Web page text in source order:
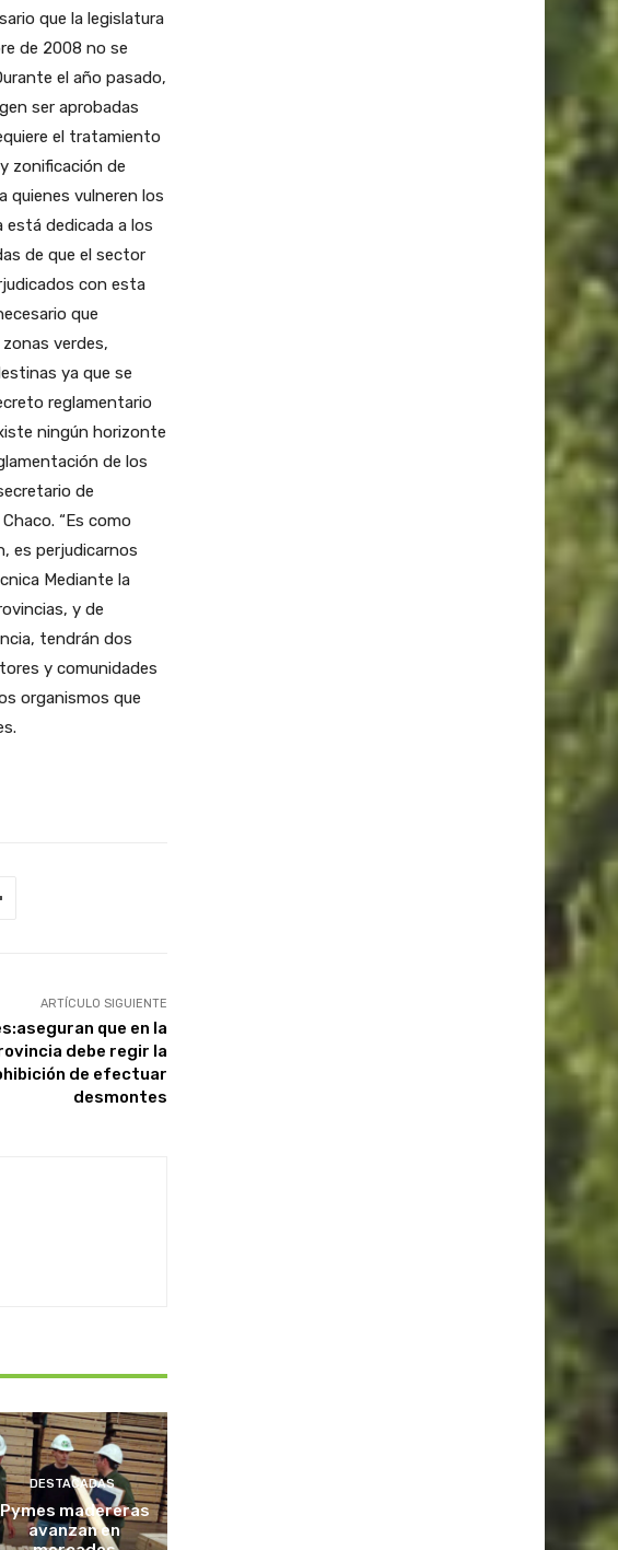
que la legislatura
de 2008 no se
el año pasado,
ser aprobadas
el tratamiento
zonificación de
quienes vulneren los
dedicada a los
de que el sector
con esta
que
verdes,
ya que se
reglamentario
ningún horizonte
de los
de
“Es como
es perjudicarnos
Mediante la
y de
tendrán dos
y comunidades
organismos que
ARTÍCULO SIGUIENTE
que en la
debe regir la
de efectuar
desmontes
DESTACADAS
Pymes madereras
avanzan en